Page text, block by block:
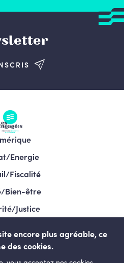
Energie
Fiscalité
Bien-être
Justice
encore plus agréable, ce
des cookies.